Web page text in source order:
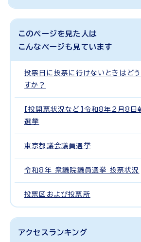
このページを見た人は
こんなページも見ています
投票日に投票に行けないときはど
すか？
【投開票状況など】令和8年2月8日
選挙
東京都議会議員選挙
令和8年 衆議院議員選挙 投票状況
投票区および投票所
アクセスランキング